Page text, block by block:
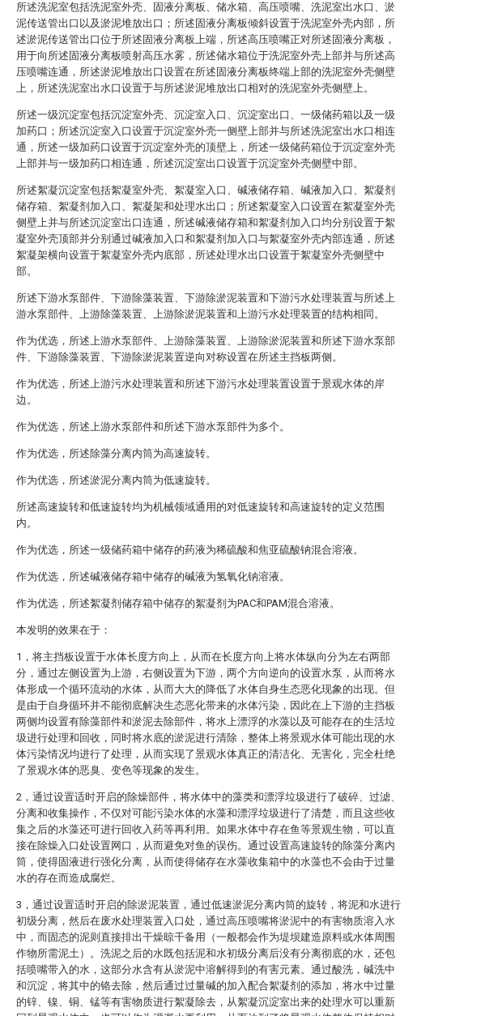
所述洗泥室包括洗泥室外壳、固液分离板、储水箱、高压喷嘴、洗泥室出水口、淤
泥传送管出口以及淤泥堆放出口；所述固液分离板倾斜设置于洗泥室外壳内部，所
述淤泥传送管出口位于所述固液分离板上端，所述高压喷嘴正对所述固液分离板，
用于向所述固液分离板喷射高压水雾，所述储水箱位于洗泥室外壳上部并与所述高
压喷嘴连通，所述淤泥堆放出口设置在所述固液分离板终端上部的洗泥室外壳侧壁
上，所述洗泥室出水口设置于与所述淤泥堆放出口相对的洗泥室外壳侧壁上。
所述一级沉淀室包括沉淀室外壳、沉淀室入口、沉淀室出口、一级储药箱以及一级
加药口；所述沉淀室入口设置于沉淀室外壳一侧壁上部并与所述洗泥室出水口相连
通，所述一级加药口设置于沉淀室外壳的顶壁上，所述一级储药箱位于沉淀室外壳
上部并与一级加药口相连通，所述沉淀室出口设置于沉淀室外壳侧壁中部。
所述絮凝沉淀室包括絮凝室外壳、絮凝室入口、碱液储存箱、碱液加入口、絮凝剂
储存箱、絮凝剂加入口、絮凝架和处理水出口；所述絮凝室入口设置在絮凝室外壳
侧壁上并与所述沉淀室出口连通，所述碱液储存箱和絮凝剂加入口均分别设置于絮
凝室外壳顶部并分别通过碱液加入口和絮凝剂加入口与絮凝室外壳内部连通，所述
絮凝架横向设置于絮凝室外壳内底部，所述处理水出口设置于絮凝室外壳侧壁中
部。
所述下游水泵部件、下游除藻装置、下游除淤泥装置和下游污水处理装置与所述上
游水泵部件、上游除藻装置、上游除淤泥装置和上游污水处理装置的结构相同。
作为优选，所述上游水泵部件、上游除藻装置、上游除淤泥装置和所述下游水泵部
件、下游除藻装置、下游除淤泥装置逆向对称设置在所述主挡板两侧。
作为优选，所述上游污水处理装置和所述下游污水处理装置设置于景观水体的岸
边。
作为优选，所述上游水泵部件和所述下游水泵部件为多个。
作为优选，所述除藻分离内筒为高速旋转。
作为优选，所述淤泥分离内筒为低速旋转。
所述高速旋转和低速旋转均为机械领域通用的对低速旋转和高速旋转的定义范围
内。
作为优选，所述一级储药箱中储存的药液为稀硫酸和焦亚硫酸钠混合溶液。
作为优选，所述碱液储存箱中储存的碱液为氢氧化钠溶液。
作为优选，所述絮凝剂储存箱中储存的絮凝剂为PAC和PAM混合溶液。
本发明的效果在于：
1，将主挡板设置于水体长度方向上，从而在长度方向上将水体纵向分为左右两部
分，通过左侧设置为上游，右侧设置为下游，两个方向逆向的设置水泵，从而将水
体形成一个循环流动的水体，从而大大的降低了水体自身生态恶化现象的出现。但
是由于自身循环并不能彻底解决生态恶化带来的水体污染，因此在上下游的主挡板
两侧均设置有除藻部件和淤泥去除部件，将水上漂浮的水藻以及可能存在的生活垃
圾进行处理和回收，同时将水底的淤泥进行清除，整体上将景观水体可能出现的水
体污染情况均进行了处理，从而实现了景观水体真正的清洁化、无害化，完全杜绝
了景观水体的恶臭、变色等现象的发生。
2，通过设置适时开启的除燥部件，将水体中的藻类和漂浮垃圾进行了破碎、过滤、
分离和收集操作，不仅对可能污染水体的水藻和漂浮垃圾进行了清楚，而且这些收
集之后的水藻还可进行回收入药等再利用。如果水体中存在鱼等景观生物，可以直
接在除燥入口处设置网口，从而避免对鱼的误伤。通过设置高速旋转的除藻分离内
筒，使得固液进行强化分离，从而使得储存在水藻收集箱中的水藻也不会由于过量
水的存在而造成腐烂。
3，通过设置适时开启的除淤泥装置，通过低速淤泥分离内筒的旋转，将泥和水进行
初级分离，然后在废水处理装置入口处，通过高压喷嘴将淤泥中的有害物质溶入水
中，而固态的泥则直接排出干燥晾干备用（一般都会作为堤坝建造原料或水体周围
作物所需泥土）。洗泥之后的水既包括泥和水初级分离后没有分离彻底的水，还包
括喷嘴带入的水，这部分水含有从淤泥中溶解得到的有害元素。通过酸洗，碱洗中
和沉淀，将其中的铬去除，然后通过过量碱的加入配合絮凝剂的添加，将水中过量
的锌、镍、铜、锰等有害物质进行絮凝除去，从絮凝沉淀室出来的处理水可以重新